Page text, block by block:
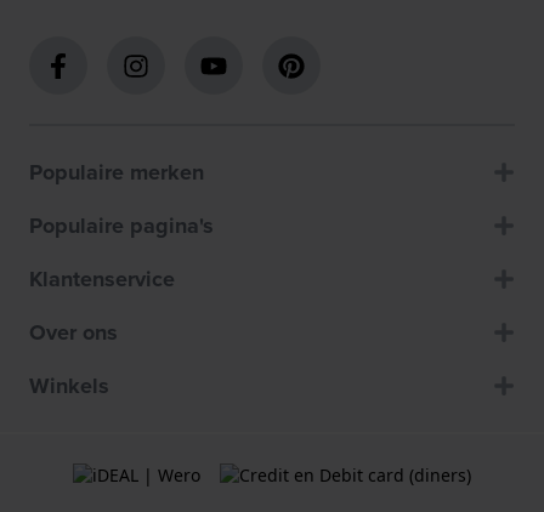
Populaire merken
Populaire pagina's
Klantenservice
Over ons
Winkels